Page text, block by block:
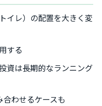
イレ）の配置を大きく変
する
資は長期的なランニング
わせるケースも